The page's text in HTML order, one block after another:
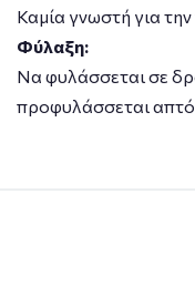
Καμία γνωστή για
Φύλαξη:
Να φυλάσσεται σε
προφυλάσσεται